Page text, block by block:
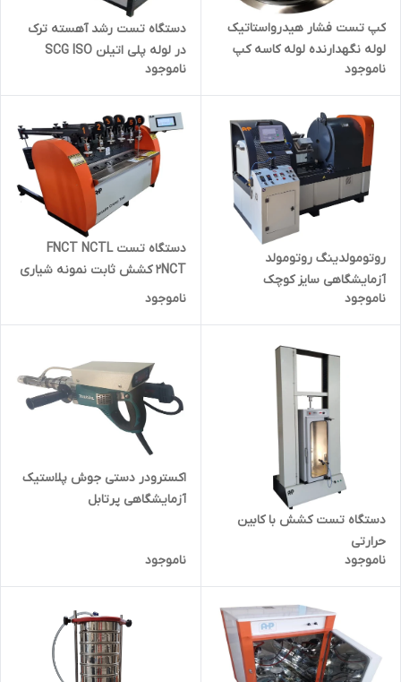
کپ تست فشار هیدرواستاتیک
لوله نگهدارنده لوله کاسه کپ
استینلس استیل
ناموجود
دستگاه تست رشد آهسته ترک
در لوله پلی اتیلن SCG ISO
13479 اس سی جی
ناموجود
روتومولدینگ روتومولد
آزمایشگاهی سایز کوچک
ناموجود
دستگاه تست FNCT NCTL
2NCT کشش ثابت نمونه شیاری
ISO 16770 تنسایل کریپ
ناموجود
دستگاه تست کشش با کابین
حرارتی
ناموجود
اکسترودر دستی جوش پلاستیک
آزمایشگاهی پرتابل
ناموجود